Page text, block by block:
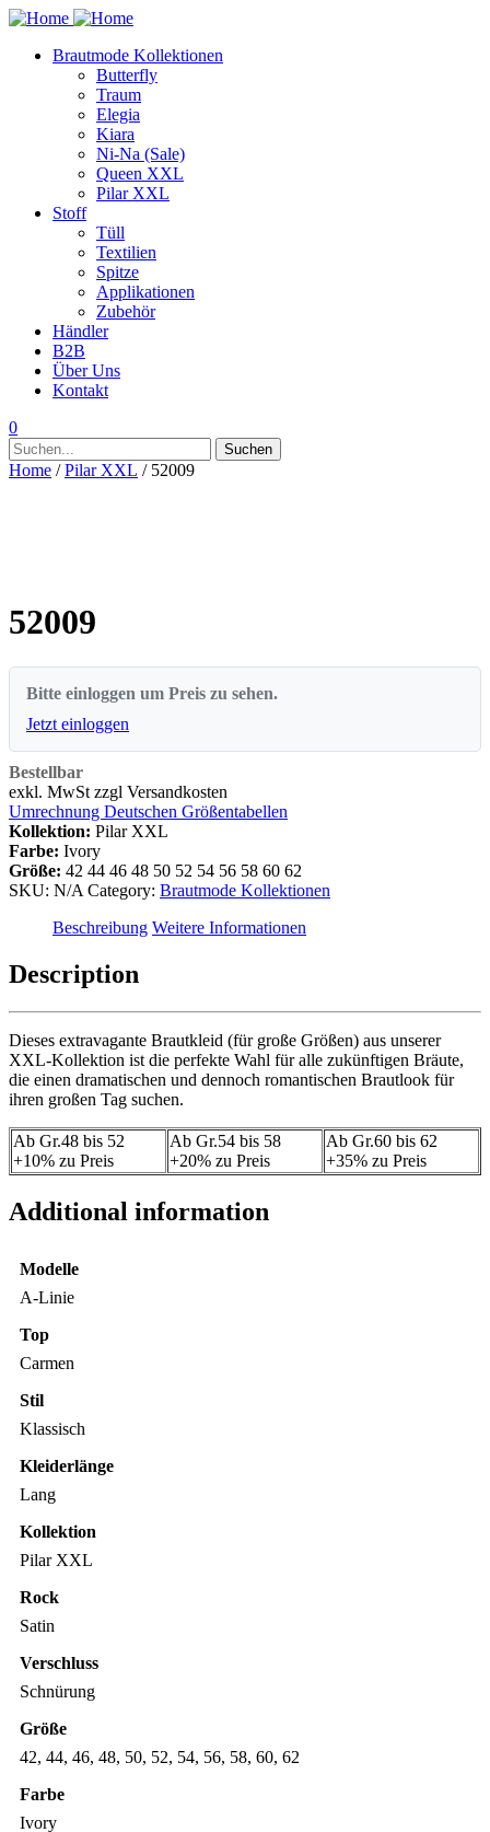
Brautmode Kollektionen
Butterfly
Traum
Elegia
Kiara
Ni-Na (Sale)
Queen XXL
Pilar XXL
Stoff
Tüll
Textilien
Spitze
Applikationen
Zubehör
Händler
B2B
Über Uns
Kontakt
0
Suchen
nach:
Suchen
Home /Pilar XXL / 52009
52009
Bitte einloggen um Preis zu sehen.
Jetzt einloggen
Bestellbar
exkl. MwSt zzgl Versandkosten
Umrechnung Deutschen Größentabellen
Kollektion: Pilar XXL
Farbe: Ivory
Größe: 42 44 46 48 50 52 54 56 58 60 62
SKU: N/A Category: Brautmode Kollektionen
Beschreibung Weitere Informationen
Description
Dieses extravagante Brautkleid (für große Größen) aus unserer
XXL-Kollektion ist die perfekte Wahl für alle zukünftigen Bräute,
die einen dramatischen und dennoch romantischen Brautlook für
ihren großen Tag suchen.
Ab Gr.48 bis 52
+10% zu Preis
Ab Gr.54 bis 58
+20% zu Preis
Ab Gr.60 bis 62
+35% zu Preis
Additional information
Modelle
A-Linie
Top
Carmen
Stil
Klassisch
Kleiderlänge
Lang
Kollektion
Pilar XXL
Rock
Satin
Verschluss
Schnürung
Größe
42, 44, 46, 48, 50, 52, 54, 56, 58, 60, 62
Farbe
Ivory